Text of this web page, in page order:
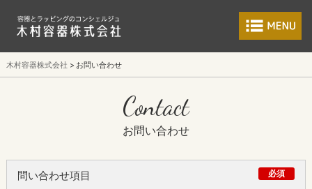
食品包装容器と
木村容器株式会社 お問い合わせ
Contact
お問い合わせ
問い合わせ項目 必須